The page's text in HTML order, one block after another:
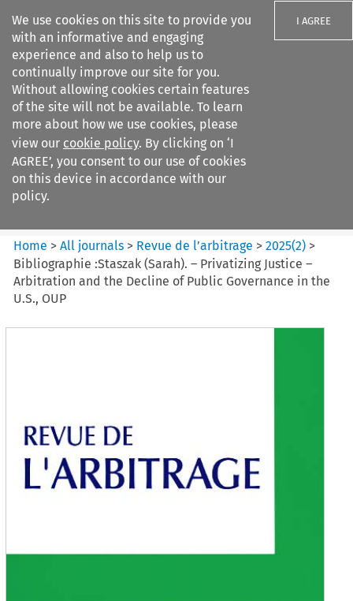
We use cookies on this site to provide you
with an informative and engaging
experience and also to help us to
continually improve our site for you.
Without allowing cookies certain features
of the site will not be available. To learn
more about how we use cookies, please
view our cookie policy. By clicking on ‘I
AGREE’, you consent to our use of cookies
on this device in accordance with our
policy.
I AGREE
Search filters
Revue de
l%E2%80%99arbitrage
Home >All journals > Revue de l’arbitrage >2025(2) >
Bibliographie :Staszak (Sarah). – Privatizing Justice –
Arbitration and the Decline of Public Governance in the
U.S., OUP